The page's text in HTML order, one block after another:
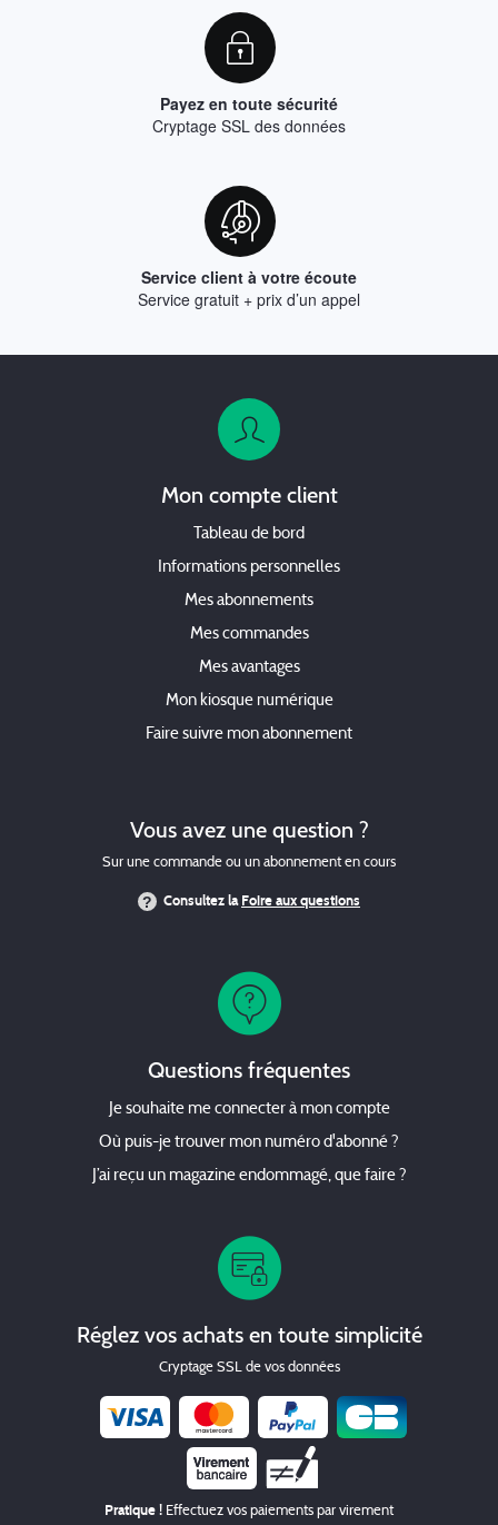
Payez en toute sécurité
Cryptage SSL des données
Service client à votre écoute
Service gratuit + prix d’un appel
Mon compte client
Tableau de bord
Informations personnelles
Mes abonnements
Mes commandes
Mes avantages
Mon kiosque numérique
Faire suivre mon abonnement
Vous avez une question ?
Sur une commande ou un abonnement en cours
Consultez laFoire aux questions
Questions fréquentes
Je souhaite me connecter à mon compte
Où puis-je trouver mon numéro d'abonné ?
J’ai reçu un magazine endommagé, que faire ?
Réglez vos achats en toute simplicité
Cryptage SSL de vos données
Chèque
Pratique ! Effectuez vos paiements par virement